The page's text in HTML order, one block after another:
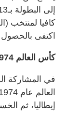
كافيا لمنتخب
اكتفى بالحصول
كأس العالم 1974: بولندا على هايتي 7-0
في المشاركة
إيطاليا، ثم